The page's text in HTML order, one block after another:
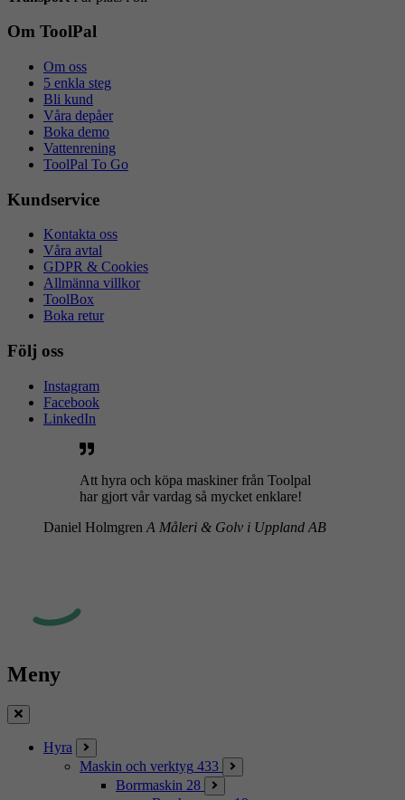
Om ToolPal
Om oss
5 enkla steg
Bli kund
Våra depåer
Boka demo
Vattenrening
ToolPal To Go
Kundservice
Kontakta oss
Våra avtal
GDPR & Cookies
Allmänna villkor
ToolBox
Boka retur
Följ oss
Instagram
Facebook
LinkedIn
Att hyra och köpa maskiner från Toolpal
har gjort vår vardag så mycket enklare!
Daniel Holmgren A Måleri & Golv i Uppland AB
Meny
Stäng
Hyra
Maskin och verktyg 433
Borrmaskin 28